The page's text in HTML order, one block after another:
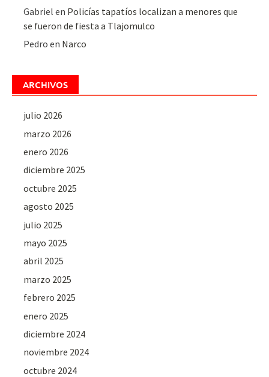
Gabriel en Policías tapatíos localizan a menores que
se fueron de fiesta a Tlajomulco
Pedro en Narco
ARCHIVOS
julio 2026
marzo 2026
enero 2026
diciembre 2025
octubre 2025
agosto 2025
julio 2025
mayo 2025
abril 2025
marzo 2025
febrero 2025
enero 2025
diciembre 2024
noviembre 2024
octubre 2024